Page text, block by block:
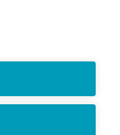
| Web s
s.r.o.